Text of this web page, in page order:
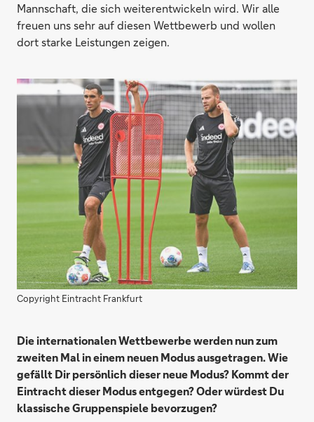
Mannschaft, die sich weiterentwickeln wird. Wir alle
freuen uns sehr auf diesen Wettbewerb und wollen
dort starke Leistungen zeigen.
Copyright Eintracht Frankfurt
Die internationalen Wettbewerbe werden nun zum
zweiten Mal in einem neuen Modus ausgetragen. Wie
gefällt Dir persönlich dieser neue Modus? Kommt der
Eintracht dieser Modus entgegen? Oder würdest Du
klassische Gruppenspiele bevorzugen?